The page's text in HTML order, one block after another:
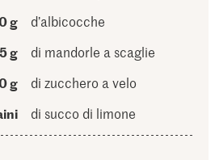
g
d’albicocche
g
di mandorle a scaglie
g
di zucchero a velo
di succo di limone